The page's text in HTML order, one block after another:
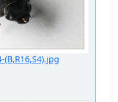
(B,R16,S4).jpg